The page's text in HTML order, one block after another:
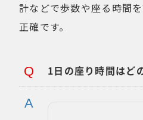
計などで歩数や座る時間
正確です。
1日の座り時間はど